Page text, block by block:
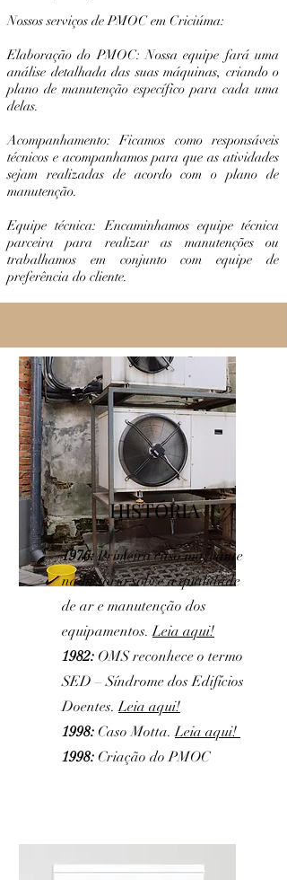
Nossos serviços de PMOC em Criciúma:
Elaboração do PMOC: Nossa equipe fará uma
análise detalhada das suas máquinas, criando o
plano de manutenção específico para cada uma
delas.
Acompanhamento: Ficamos como responsáveis
técnicos e acompanhamos para que as atividades
sejam realizadas de acordo com o plano de
manutenção.
Equipe técnica: Encaminhamos equipe técnica
parceira para realizar as manutenções ou
trabalhamos em conjunto com equipe de
preferência do cliente.
HISTÓRIA
1976:Primeiro caso marcante
na história sobre a qualidade
de ar e manutenção dos
equipamentos.Leia aqui!
1982: OMS reconhece o termo
SED – Síndrome dos Edifícios
Doentes.Leia aqui!
1998: Caso Motta.Leia aqui!
1998: Criação do PMOC